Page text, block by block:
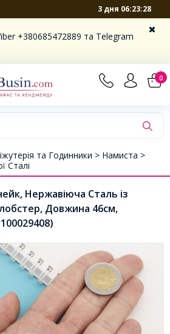
3 дня 06:23:28
+380685472889 та Telegram
0
та Годинники > Намиста >
Сталі
Нержавіюча Сталь із
Довжина 46см,